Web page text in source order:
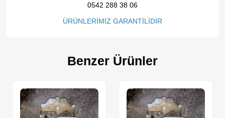
0542 288 38 06
ÜRÜNLERİMİZ GARANTİLİDİR
Benzer Ürünler